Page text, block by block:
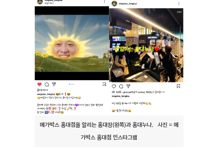
메가박스 홍대점을 알리는 홍대장(왼쪽)과 홍대누나. 사진 = 메
가박스 홍대점 인스타그램